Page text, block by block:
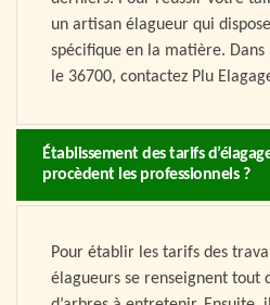
un artisan élagueur qui
spécifique en la matière.
le 36700, contactez Plu
Établissement des tarifs
procèdent les professionnels ?
Pour établir les tarifs des
élagueurs se renseignent tout